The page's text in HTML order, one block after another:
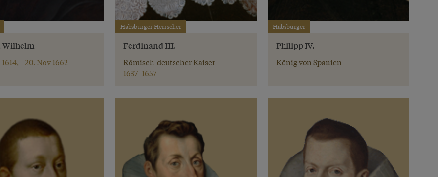
Wilhelm
† 20. Nov 1662
Habsburger Herrscher
Ferdinand III.
Römisch-deutscher Kaiser
1637–1657
Habsburger
Philipp IV.
König von Spanien